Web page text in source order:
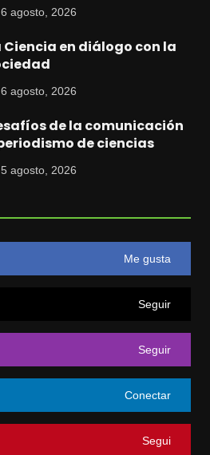
6 agosto, 2026
Ciencia en diálogo con la
6 agosto, 2026
de la comunicación
de ciencias
5 agosto, 2026
Me gusta
Seguir
Seguir
Conectar
Segui